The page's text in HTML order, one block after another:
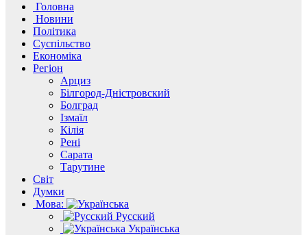
Головна
Новини
Політика
Суспільство
Економіка
Регіон
Арциз
Білгород-Дністровский
Болград
Ізмаїл
Кілія
Рені
Сарата
Тарутине
Світ
Думки
Мова:
Русский
Українська